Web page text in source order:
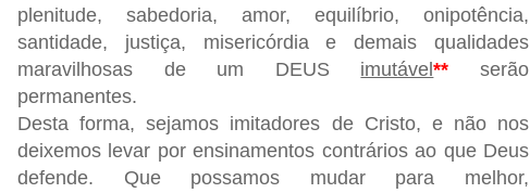
plenitude, sabedoria, amor, equilíbrio, onipotência,
santidade, justiça, misericórdia e demais qualidades
maravilhosas de um DEUS imutável** serão
permanentes.
Desta forma, sejamos imitadores de Cristo, e não nos
deixemos levar por ensinamentos contrários ao que Deus
defende. Que possamos mudar para melhor,